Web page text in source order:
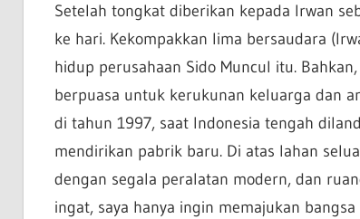
Setelah tongkat diberikan kepada Irwan
ke hari. Kekompakkan lima bersaudara
hidup perusahaan Sido Muncul itu.
berpuasa untuk kerukunan keluarga dan
di tahun 1997, saat Indonesia tengah
mendirikan pabrik baru. Di atas lahan
dengan segala peralatan modern, dan
ingat, saya hanya ingin memajukan